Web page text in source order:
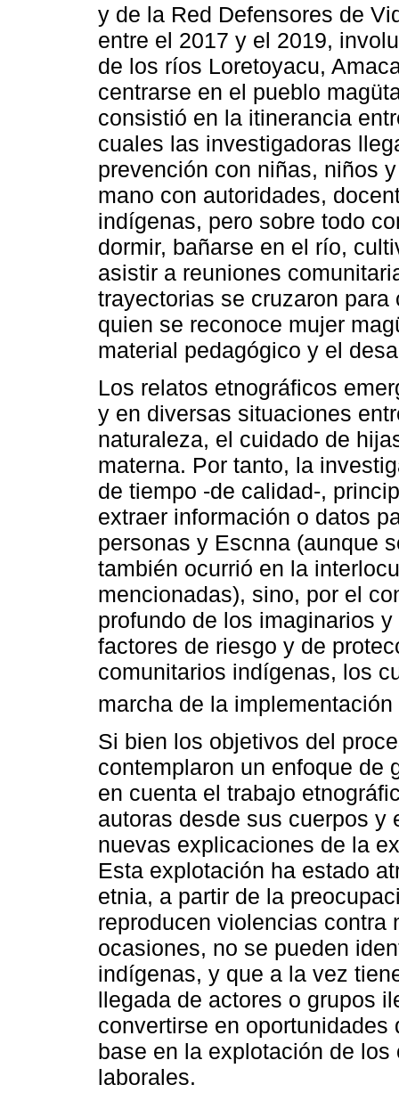
y de la Red Defensores de
entre el 2017 y el 2019,
de los ríos Loretoyacu,
centrarse en el pueblo
consistió en la itinerancia
cuales las investigadoras
prevención con niñas, niños
mano con autoridades,
indígenas, pero sobre todo
dormir, bañarse en el río,
asistir a reuniones
trayectorias se cruzaron
quien se reconoce mujer
material pedagógico y el
Los relatos etnográficos
y en diversas situaciones
naturaleza, el cuidado de
materna. Por tanto, la
de tiempo -de calidad-,
extraer información o datos
personas y Escnna (aunque
también ocurrió en la
mencionadas), sino, por el
profundo de los imaginarios
factores de riesgo y de
comunitarios indígenas, los
marcha de la
Si bien los objetivos del
contemplaron un enfoque de
en cuenta el trabajo
autoras desde sus cuerpos y
nuevas explicaciones de la
Esta explotación ha estado
etnia, a partir de la
reproducen violencias contra
ocasiones, no se pueden
indígenas, y que a la vez
llegada de actores o grupos
convertirse en
base en la explotación de
laborales.